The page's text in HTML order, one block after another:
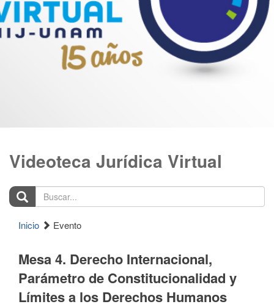
Videoteca Jurídica Virtual
Buscar...
Inicio Evento
Mesa 4. Derecho Internacional,
Parámetro de Constitucionalidad y
Límites a los Derechos Humanos